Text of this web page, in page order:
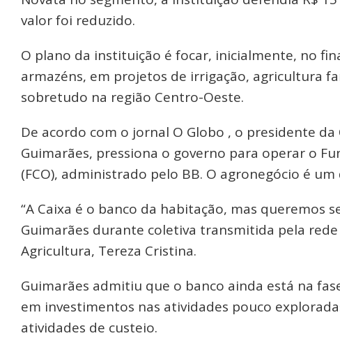
valor foi reduzido.
O plano da instituição é focar, inicialmente, no
armazéns, em projetos de irrigação, agricultura
sobretudo na região Centro-Oeste.
De acordo com o jornal O Globo , o presidente da
Guimarães, pressiona o governo para operar o
(FCO), administrado pelo BB. O agronegócio é
“A Caixa é o banco da habitação, mas queremos
Guimarães durante coletiva transmitida pela
Agricultura, Tereza Cristina.
Guimarães admitiu que o banco ainda está na
em investimentos nas atividades pouco
atividades de custeio.